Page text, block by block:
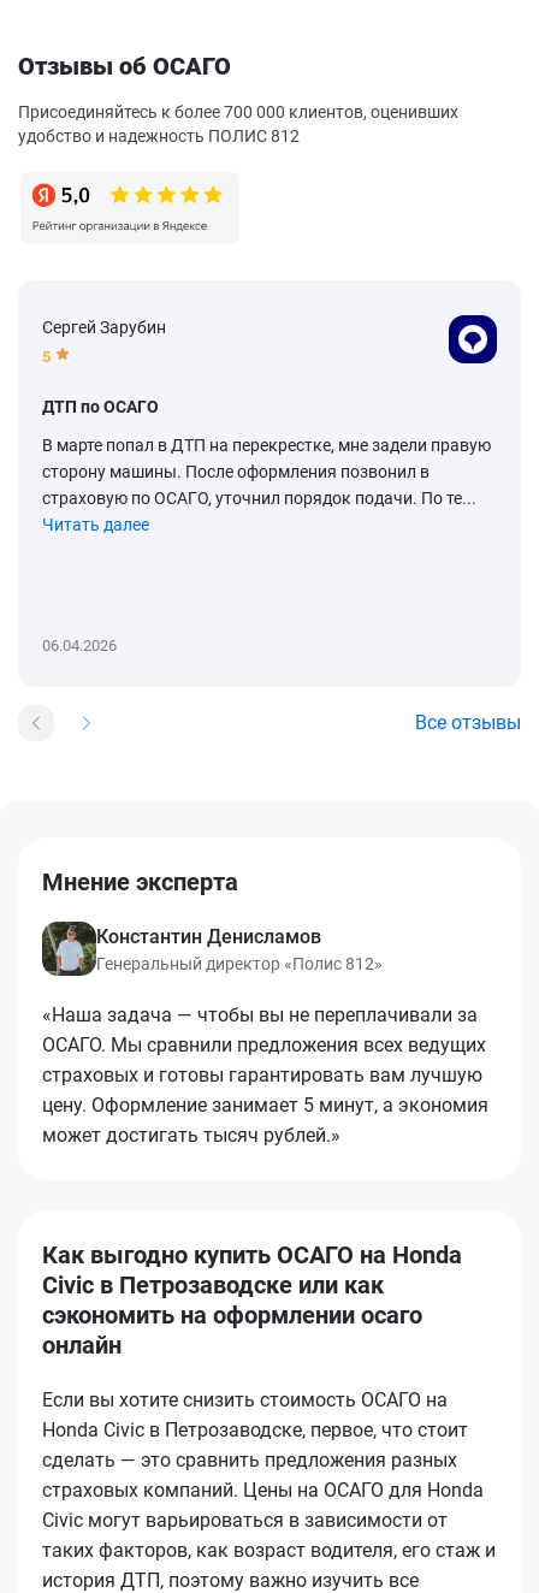
Отзывы об ОСАГО
Присоединяйтесь к более 700 000 клиентов, оценивших
удобство и надежность ПОЛИС 812
Сергей Зарубин
5
ДТП по ОСАГО
В марте попал в ДТП на перекрестке, мне задели правую
сторону машины. После оформления позвонил в
страховую по ОСАГО, уточнил порядок подачи. По те...
Читать далее
06.04.2026
Все отзывы
Мнение эксперта
Константин Денисламов
Генеральный директор «Полис 812»
«Наша задача — чтобы вы не переплачивали за
ОСАГО. Мы сравнили предложения всех ведущих
страховых и готовы гарантировать вам лучшую
цену. Оформление занимает 5 минут, а экономия
может достигать тысяч рублей.»
Как выгодно купить ОСАГО на Honda
Civic в Петрозаводске или как
сэкономить на оформлении осаго
онлайн
Если вы хотите снизить стоимость ОСАГО на
Honda Civic в Петрозаводске, первое, что стоит
сделать — это сравнить предложения разных
страховых компаний. Цены на ОСАГО для Honda
Civic могут варьироваться в зависимости от
таких факторов, как возраст водителя, его стаж и
история ДТП, поэтому важно изучить все